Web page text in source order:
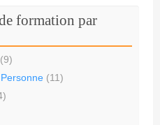
formation par
(9)
(11)